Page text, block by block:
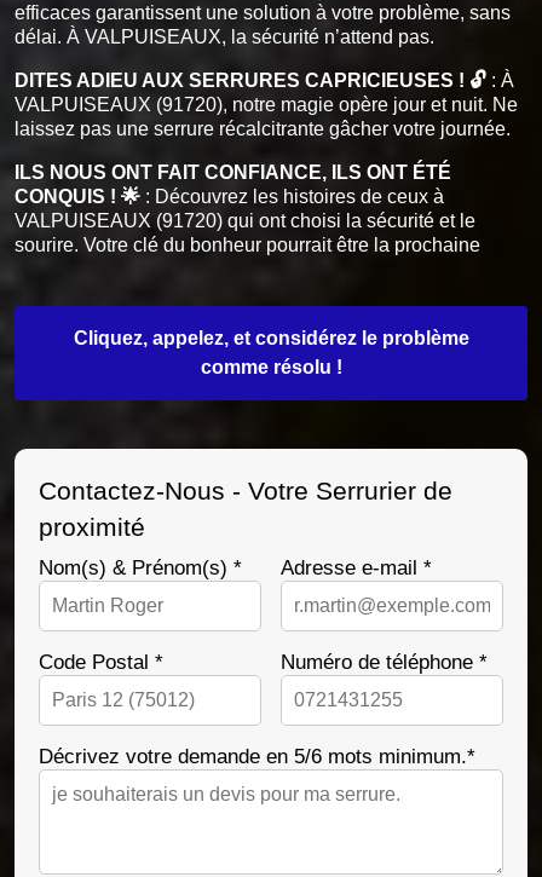
efficaces garantissent une solution à votre problème, sans
délai. À VALPUISEAUX, la sécurité n’attend pas.
DITES ADIEU AUX SERRURES CAPRICIEUSES ! 🔓 : À
VALPUISEAUX (91720), notre magie opère jour et nuit. Ne
laissez pas une serrure récalcitrante gâcher votre journée.
ILS NOUS ONT FAIT CONFIANCE, ILS ONT ÉTÉ
CONQUIS ! 🌟 : Découvrez les histoires de ceux à
VALPUISEAUX (91720) qui ont choisi la sécurité et le
sourire. Votre clé du bonheur pourrait être la prochaine
Cliquez, appelez, et considérez le problème
comme résolu !
Contactez-Nous - Votre Serrurier de
proximité
Nom(s) & Prénom(s) * Adresse e-mail *
Code Postal * Numéro de téléphone *
Décrivez votre demande en 5/6 mots minimum.*